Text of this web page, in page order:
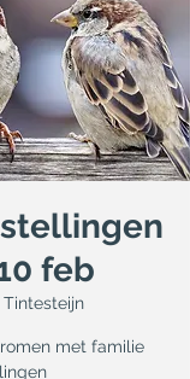
feb
Tintesteijn
met familie